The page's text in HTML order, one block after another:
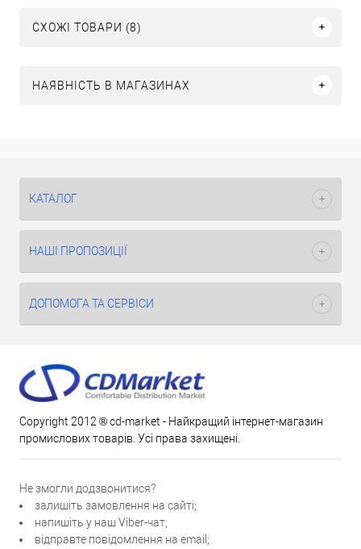
СХОЖІ ТОВАРИ (8)
НАЯВНІСТЬ В МАГАЗИНАХ
КАТАЛОГ
НАШІ ПРОПОЗИЦІЇ
ДОПОМОГА ТА СЕРВІСИ
Copyright 2012 ® cd-market - Найкращий інтернет-магазин
промислових товарів. Усі права захищені.
Не змогли додзвонитися?
залишіть замовлення на сайті;
напишіть у наш Viber-чат;
відправте повідомлення на email;